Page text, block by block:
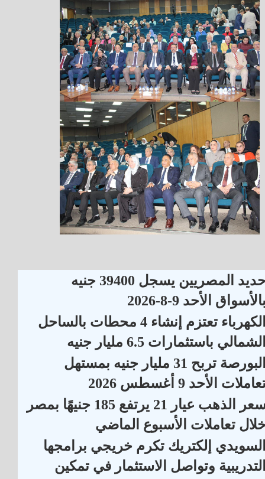
حديد المصريين يسجل 39400 جنيه
الأحد 9-8-2026
الكهرباء تعتزم إنشاء 4 محطات بالساحل
باستثمارات 6.5 مليار جنيه
البورصة تربح 31 مليار جنيه بمستهل
الأحد 9 أغسطس 2026
سعر الذهب عيار 21 يرتفع 185 جنيهًا بمصر
تعاملات الأسبوع الماضي
إلكتريك تكرم خريجي برامجها
وتواصل الاستثمار في تمكين